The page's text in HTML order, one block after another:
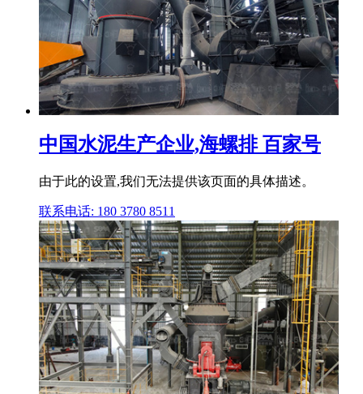
中国水泥生产企业,海螺排 百家号
由于此的设置,我们无法提供该页面的具体描述。
联系电话: 180 3780 8511